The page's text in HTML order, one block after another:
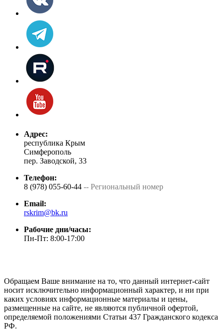
Адрес:
республика Крым
Симферополь
пер. Заводской, 33
Телефон:
8 (978) 055-60-44 -- Региональный номер
Email:
rskrim@bk.ru
Рабочие дни/часы:
Пн-Пт: 8:00-17:00
Обращаем Ваше внимание на то, что данный интернет-сайт
носит исключительно информационный характер, и ни при
каких условиях информационные материалы и цены,
размещенные на сайте, не являются публичной офертой,
определяемой положениями Статьи 437 Гражданского кодекса
РФ.